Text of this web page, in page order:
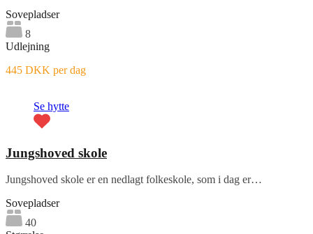
Sovepladser
8
Udlejning
445 DKK per dag
Se hytte
Jungshoved skole
Jungshoved skole er en nedlagt folkeskole, som i dag er…
Sovepladser
40